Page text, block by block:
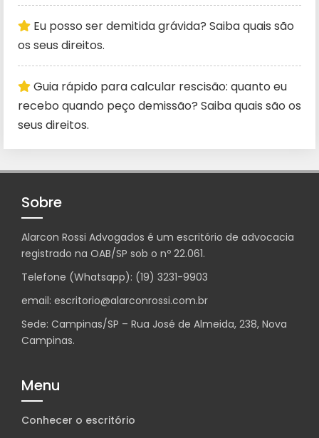
Eu posso ser demitida grávida? Saiba quais são
os seus direitos.
Guia rápido para calcular rescisão: quanto eu
recebo quando peço demissão? Saiba quais são os
seus direitos.
Sobre
Alarcon Rossi Advogados é um escritório de advocacia
registrado na OAB/SP sob o nº 22.061.
Telefone (Whatsapp): (19) 3231-9903
email: escritorio@alarconrossi.com.br
Sede: Campinas/SP – Rua José de Almeida, 238, Nova
Campinas.
Menu
Conhecer o escritório